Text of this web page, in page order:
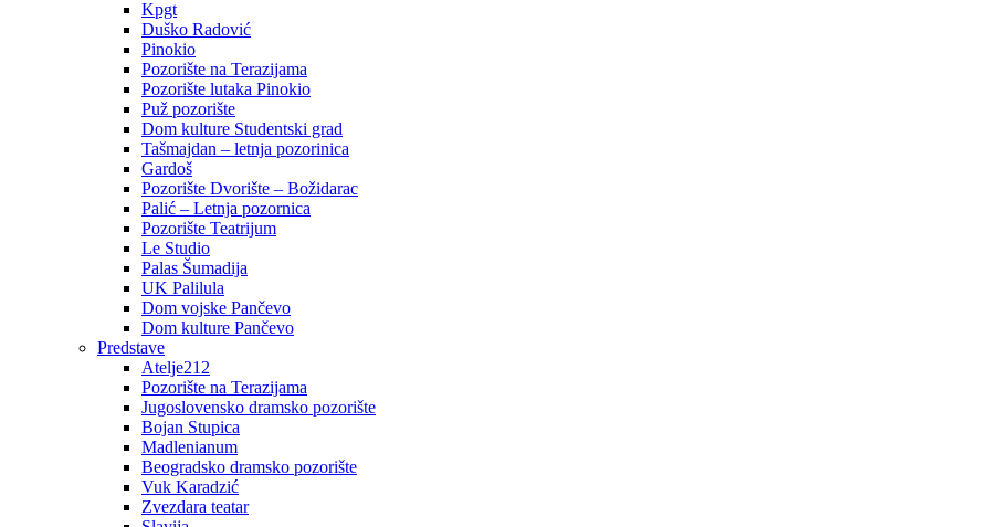
Kpgt
Duško Radović
Pinokio
Pozorište na Terazijama
Pozorište lutaka Pinokio
Puž pozorište
Dom kulture Studentski grad
Tašmajdan – letnja pozorinica
Gardoš
Pozorište Dvorište – Božidarac
Palić – Letnja pozornica
Pozorište Teatrijum
Le Studio
Palas Šumadija
UK Palilula
Dom vojske Pančevo
Dom kulture Pančevo
Predstave
Atelje212
Pozorište na Terazijama
Jugoslovensko dramsko pozorište
Bojan Stupica
Madlenianum
Beogradsko dramsko pozorište
Vuk Karadzić
Zvezdara teatar